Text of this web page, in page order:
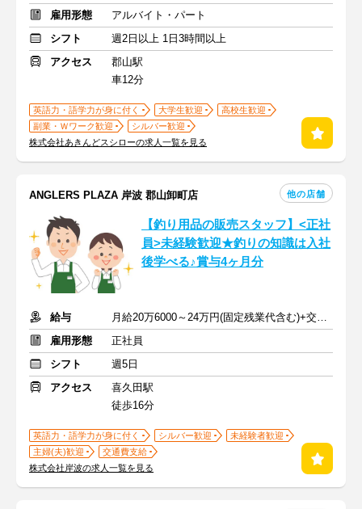
雇用形態
アルバイト・パート
シフト
週2日以上 1日3時間以上
アクセス
郡山駅
車12分
英語力・語学力が身に付く 大学生歓迎
高校生歓迎
副業・Ｗワーク歓迎
シルバー歓迎
株式会社あきんどスシローの求人一覧を見る
ANGLERS PLAZA 岸波 郡山卸町店 他の店舗
【釣り用品の販売スタッフ】<正社
員>未経験歓迎★釣りの知識は入社
後学べる♪賞与4ヶ月分
給与
月給20万6000～24万円(固定残業代含む)+交通費規定支給
雇用形態
正社員
シフト
週5日
アクセス
喜久田駅
徒歩16分
英語力・語学力が身に付く シルバー歓迎
未経験者歓迎
主婦(夫)歓迎
交通費支給
株式会社岸波の求人一覧を見る